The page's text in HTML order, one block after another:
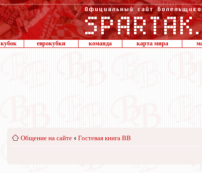
кубок еврокубки команда карта мира
Общение на сайте ‹ Гостевая книга ВВ